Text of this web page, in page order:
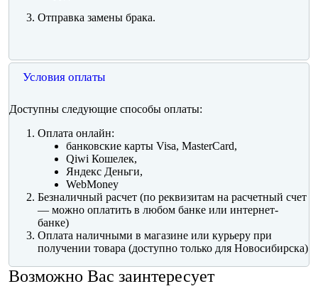
Отправка замены брака.
Условия оплаты
Доступны следующие способы оплаты:
Оплата онлайн:
банковские карты Visa, MasterCard,
Qiwi Кошелек,
Яндекс Деньги,
WebMoney
Безналичный расчет (по реквизитам на расчетный счет
— можно оплатить в любом банке или интернет-
банке)
Оплата наличными в магазине или курьеру при
получении товара (доступно только для Новосибирска)
Возможно Вас заинтересует